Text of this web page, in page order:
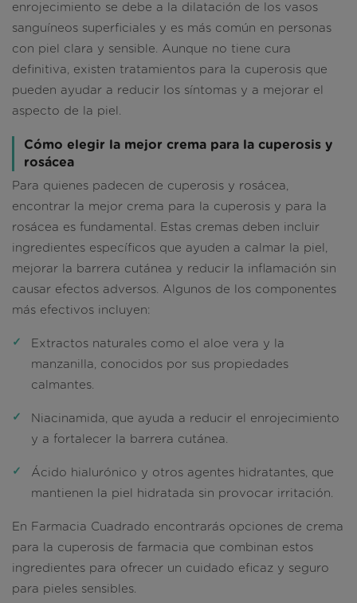
enrojecimiento se debe a la dilatación de los vasos
sanguíneos superficiales y es más común en personas
con piel clara y sensible. Aunque no tiene cura
definitiva, existen tratamientos para la cuperosis que
pueden ayudar a reducir los síntomas y a mejorar el
aspecto de la piel.
Cómo elegir la mejor crema para la cuperosis y
rosácea
Para quienes padecen de cuperosis y rosácea,
encontrar la mejor crema para la cuperosis y para la
rosácea es fundamental. Estas cremas deben incluir
ingredientes específicos que ayuden a calmar la piel,
mejorar la barrera cutánea y reducir la inflamación sin
causar efectos adversos. Algunos de los componentes
más efectivos incluyen:
Extractos naturales como el aloe vera y la
manzanilla, conocidos por sus propiedades
calmantes.
Niacinamida , que ayuda a reducir el enrojecimiento
y a fortalecer la barrera cutánea.
Ácido hialurónico y otros agentes hidratantes, que
mantienen la piel hidratada sin provocar irritación.
En Farmacia Cuadrado encontrarás opciones de crema
para la cuperosis de farmacia que combinan estos
ingredientes para ofrecer un cuidado eficaz y seguro
para pieles sensibles.